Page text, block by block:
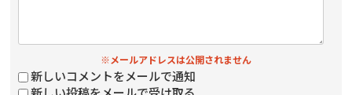
※メールアドレスは公開されません
新しいコメントをメールで通知